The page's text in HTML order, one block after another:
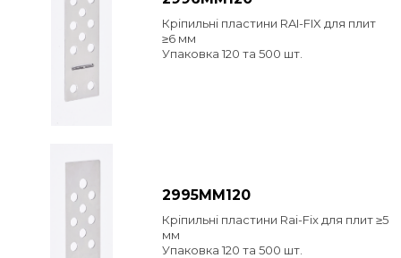
Кріпильні пластини RAI-FIX для плит
≥6 мм
Упаковка 120 та 500 шт.
2995MM120
Кріпильні пластини Rai-Fix для плит ≥5
мм
Упаковка 120 та 500 шт.